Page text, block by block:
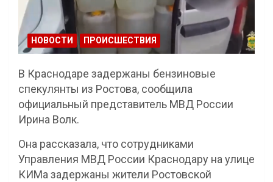
НОВОСТИ ПРОИСШЕСТВИЯ
В Краснодаре задержаны бензиновые
спекулянты из Ростова, сообщила
официальный представитель МВД России
Ирина Волк.
Она рассказала, что сотрудниками
Управления МВД России Краснодару на улице
КИМа задержаны жители Ростовской